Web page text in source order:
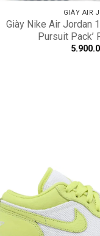
GIÀY AIR
Giày Nike Air Jordan
Pursuit Pack’